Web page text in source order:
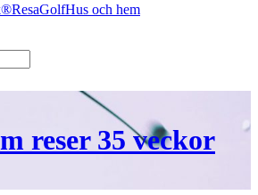
ResaGolfHus och hem
reser 35 veckor